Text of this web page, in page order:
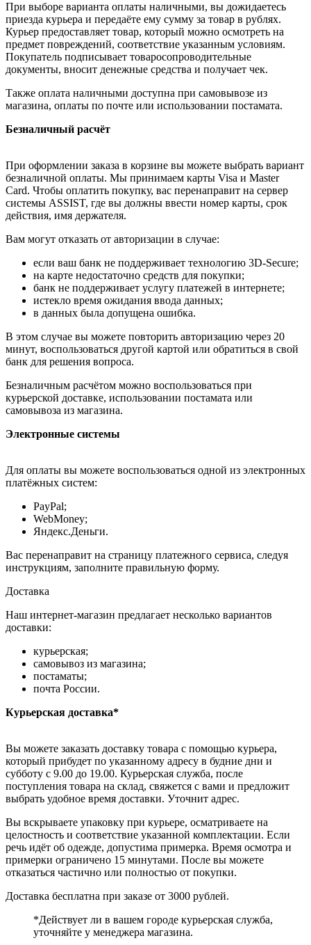
При выборе варианта оплаты наличными, вы дожидаетесь
приезда курьера и передаёте ему сумму за товар в рублях.
Курьер предоставляет товар, который можно осмотреть на
предмет повреждений, соответствие указанным условиям.
Покупатель подписывает товаросопроводительные
документы, вносит денежные средства и получает чек.
Также оплата наличными доступна при самовывозе из
магазина, оплаты по почте или использовании постамата.
Безналичный расчёт
При оформлении заказа в корзине вы можете выбрать вариант
безналичной оплаты. Мы принимаем карты Visa и Master
Card. Чтобы оплатить покупку, вас перенаправит на сервер
системы ASSIST, где вы должны ввести номер карты, срок
действия, имя держателя.
Вам могут отказать от авторизации в случае:
если ваш банк не поддерживает технологию 3D-Secure;
на карте недостаточно средств для покупки;
банк не поддерживает услугу платежей в интернете;
истекло время ожидания ввода данных;
в данных была допущена ошибка.
В этом случае вы можете повторить авторизацию через 20
минут, воспользоваться другой картой или обратиться в свой
банк для решения вопроса.
Безналичным расчётом можно воспользоваться при
курьерской доставке, использовании постамата или
самовывоза из магазина.
Электронные системы
Для оплаты вы можете воспользоваться одной из электронных
платёжных систем:
PayPal;
WebMoney;
Яндекс.Деньги.
Вас перенаправит на страницу платежного сервиса, следуя
инструкциям, заполните правильную форму.
Доставка
Наш интернет-магазин предлагает несколько вариантов
доставки:
курьерская;
самовывоз из магазина;
постаматы;
почта России.
Курьерская доставка*
Вы можете заказать доставку товара с помощью курьера,
который прибудет по указанному адресу в будние дни и
субботу с 9.00 до 19.00. Курьерская служба, после
поступления товара на склад, свяжется с вами и предложит
выбрать удобное время доставки. Уточнит адрес.
Вы вскрываете упаковку при курьере, осматриваете на
целостность и соответствие указанной комплектации. Если
речь идёт об одежде, допустима примерка. Время осмотра и
примерки ограничено 15 минутами. После вы можете
отказаться частично или полностью от покупки.
Доставка бесплатна при заказе от 3000 рублей.
*Действует ли в вашем городе курьерская служба,
уточняйте у менеджера магазина.